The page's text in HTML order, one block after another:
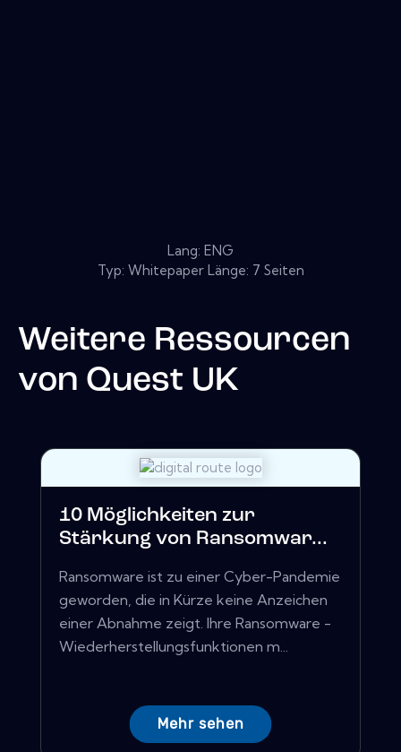
Lang: ENG
Typ: Whitepaper Länge: 7 Seiten
Weitere Ressourcen
von Quest UK
10 Möglichkeiten zur
Stärkung von Ransomwar...
Ransomware ist zu einer Cyber-Pandemie
geworden, die in Kürze keine Anzeichen
einer Abnahme zeigt. Ihre Ransomware -
Wiederherstellungsfunktionen m...
Mehr sehen